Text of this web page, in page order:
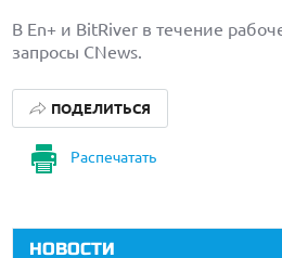
В En+ и BitRiver в течение
запросы CNews.
Распечатать
ПОДЕЛИТЬСЯ
НОВОСТИ